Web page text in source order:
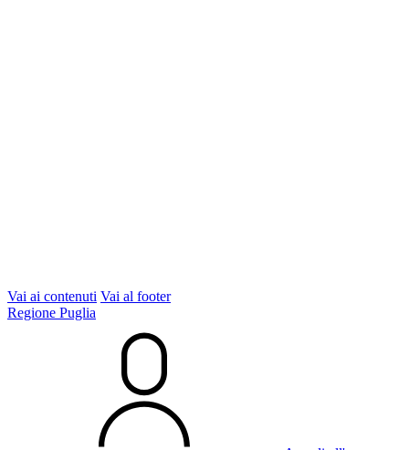
Vai ai contenuti Vai al footer
Regione Puglia